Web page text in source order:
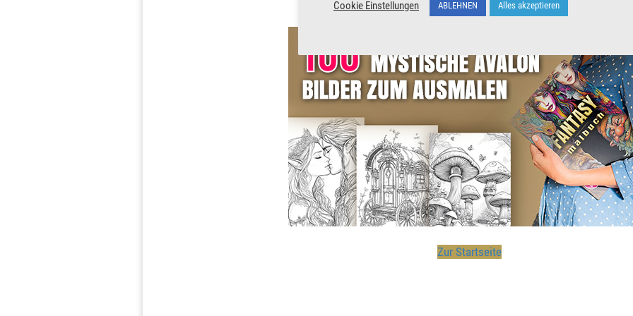
Zur Startseite
Cookie Einstellungen ABLEHNEN Alles akzeptieren